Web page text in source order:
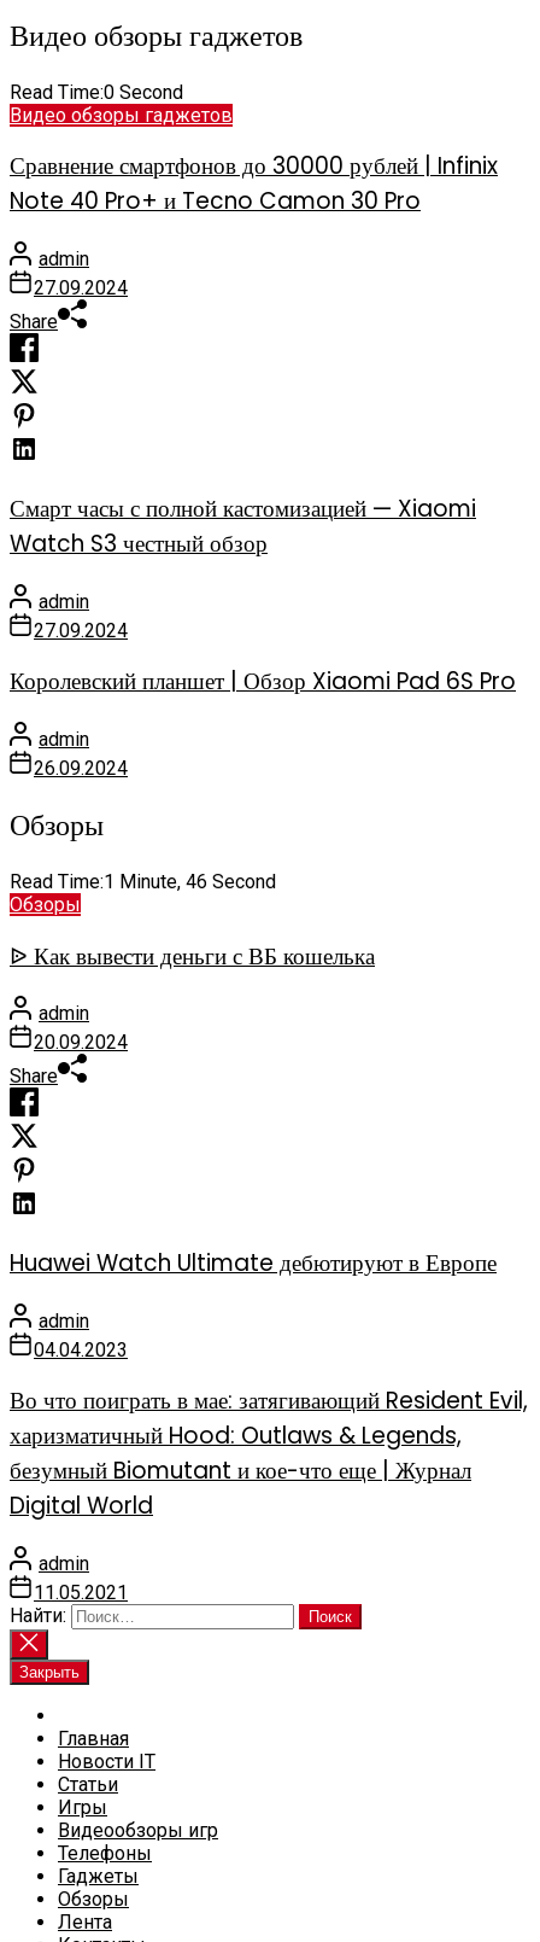
Видео обзоры гаджетов
Read Time:0 Second
Видео обзоры гаджетов
Сравнение смартфонов до 30000 рублей | Infinix
Note 40 Pro+ и Tecno Camon 30 Pro
admin
27.09.2024
Share
Смарт часы с полной кастомизацией — Xiaomi
Watch S3 честный обзор
admin
27.09.2024
Королевский планшет | Обзор Xiaomi Pad 6S Pro
admin
26.09.2024
Обзоры
Read Time:1 Minute, 46 Second
Обзоры
ᐉ Как вывести деньги с ВБ кошелька
admin
20.09.2024
Share
Huawei Watch Ultimate дебютируют в Европе
admin
04.04.2023
Во что поиграть в мае: затягивающий Resident Evil,
харизматичный Hood: Outlaws & Legends,
безумный Biomutant и кое-что еще | Журнал
Digital World
admin
11.05.2021
Найти:
Закрыть
Главная
Новости IT
Статьи
Игры
Видеообзоры игр
Телефоны
Гаджеты
Обзоры
Лента